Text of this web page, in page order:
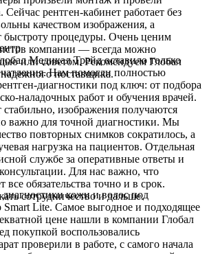
Сейчас рентген-кабинет работает без
качеством изображения, а
быстроту процедуры. Очень ценим
компании — всегда можно
или советом. Рекомендуем Глобал
поставщика.
Медикал Трейд оставило только
Нам помогли полностью
диагностики под ключ: от подбора
наладочных работ и обучения врачей.
изображения получаются
важно для точной диагностики. Мы
повторных снимков сократилось, а
нагрузка на пациентов. Отдельная
службе за оперативные ответы и
Для нас важно, что
обязательства точно и в срок.
сотрудничество и дальше.
кожи и волос под
Smart Lite. Самое выгодное и подходящее
цене нашли в компании Глобал
покупкой воспользовались
проверили в работе, с самого начала